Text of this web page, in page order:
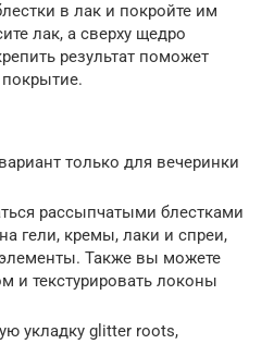
в лак и покройте им
лак, а сверху щедро
результат поможет
только для вечеринки
рассыпчатыми блестками
гели, кремы, лаки и спреи,
Также вы можете
и текстурировать локоны
укладку glitter roots,